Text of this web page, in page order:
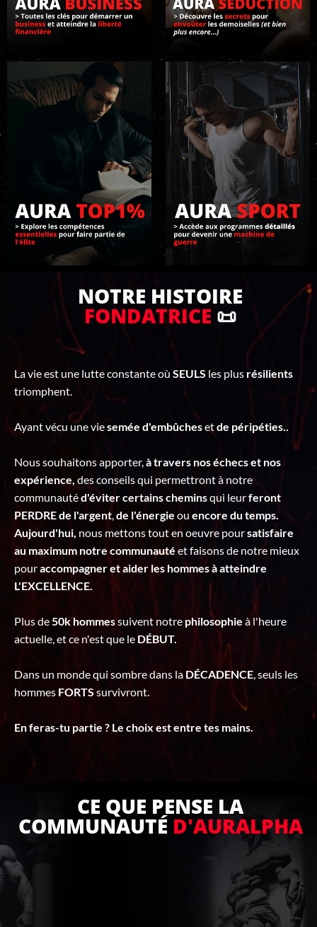
C
NOTRE HISTOIRE
FONDATRICE 📜
La vie est une lutte constante où SEULS les plus résilients
triomphent.
Ayant vécu une viesemée d'embûchesetde péripéties..
Nous souhaitons apporter,à travers nos échecs et nos
expérience, des conseils qui permettront à notre
communautéd'éviter certains cheminsqui leurferont
PERDRE de l'argent,de l'énergie ou encore du temps.
Aujourd'hui, nous mettons tout en oeuvre poursatisfaire
au maximum notre communauté et faisons de notre mieux
pouraccompagner et aider les hommes à atteindre
L'EXCELLENCE.
Plus de50k hommessuivent notre philosophie à l'heure
actuelle, et ce n'est que le DÉBUT.
Dans un monde qui sombre dans la DÉCADENCE, seuls les
hommes FORTS survivront.
En feras-tu partie ? Le choix est entre tes mains.
CE QUE PENSE LA
COMMUNAUTÉ D'AURALPHA